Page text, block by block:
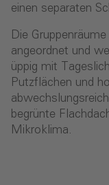
einen separaten
Die
angeordnet und
üppig mit
Putzflächen und
begrünte
Mikroklima.